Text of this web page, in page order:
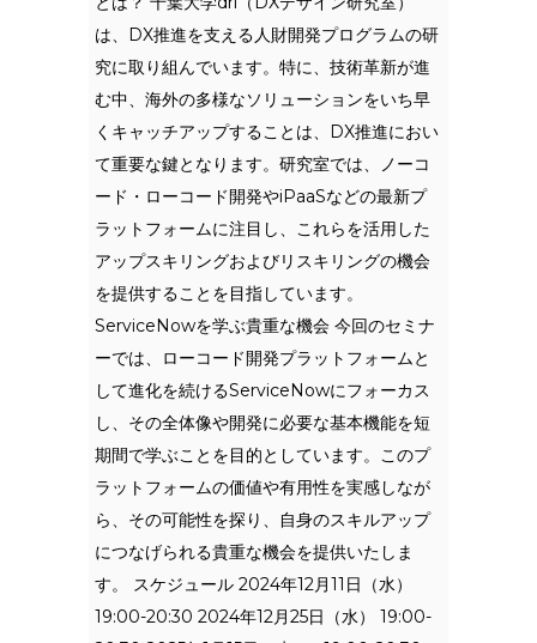
は、DX推進を支える人財開発プログラムの研
究に取り組んでいます。特に、技術革新が進
む中、海外の多様なソリューションをいち早
くキャッチアップすることは、DX推進におい
て重要な鍵となります。研究室では、ノーコ
ード・ローコード開発やiPaaSなどの最新プ
ラットフォームに注目し、これらを活用した
アップスキリングおよびリスキリングの機会
を提供することを目指しています。
ServiceNowを学ぶ貴重な機会 今回のセミナ
ーでは、ローコード開発プラットフォームと
して進化を続けるServiceNowにフォーカス
し、その全体像や開発に必要な基本機能を短
期間で学ぶことを目的としています。このプ
ラットフォームの価値や有用性を実感しなが
ら、その可能性を探り、自身のスキルアップ
につなげられる貴重な機会を提供いたしま
す。 スケジュール 2024年12月11日（水）
19:00-20:30 2024年12月25日（水） 19:00-